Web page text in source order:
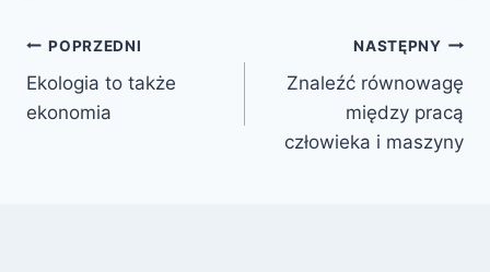
POPRZEDNI
Ekologia to także
ekonomia
NASTĘPNY
Znaleźć równowagę
między pracą
człowieka i maszyny